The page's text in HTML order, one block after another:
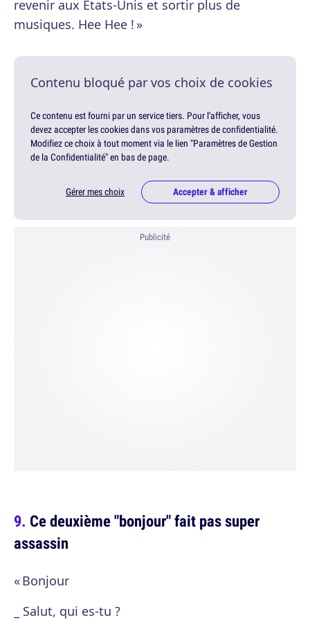
revenir aux Etats-Unis et sortir plus de
musiques. Hee Hee ! »
Contenu bloqué par vos choix de cookies
Ce contenu est fourni par un service tiers. Pour l'afficher, vous
devez accepter les cookies dans vos paramètres de confidentialité.
Modifiez ce choix à tout moment via le lien "Paramètres de Gestion
de la Confidentialité" en bas de page.
Gérer mes choix Accepter & afficher
Publicité
Ce deuxième "bonjour" fait pas super
assassin
« Bonjour
_ Salut, qui es-tu ?